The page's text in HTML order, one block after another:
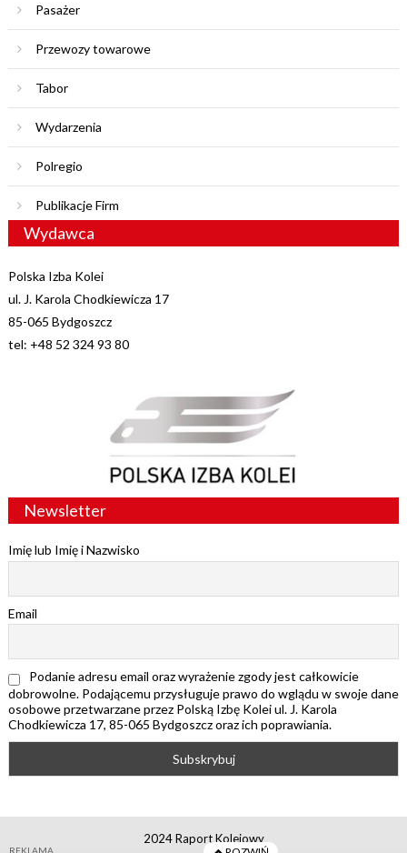
Pasażer
Przewozy towarowe
Tabor
Wydarzenia
Polregio
Publikacje Firm
Wydawca
Polska Izba Kolei
ul. J. Karola Chodkiewicza 17
85-065 Bydgoszcz
tel: +48 52 324 93 80
Newsletter
Imię lub Imię i Nazwisko
Email
Podanie adresu email oraz wyrażenie zgody jest całkowicie
dobrowolne. Podającemu przysługuje prawo do wglądu w swoje dane
osobowe przetwarzane przez Polską Izbę Kolei ul. J. Karola
Chodkiewicza 17, 85-065 Bydgoszcz oraz ich poprawiania.
2024 Raport Kolejowy